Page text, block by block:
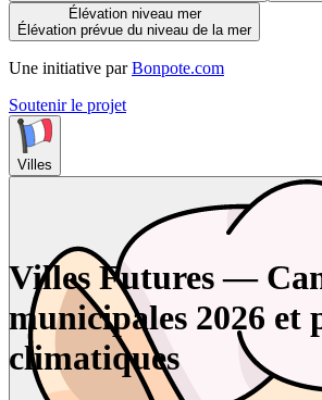
Élévation niveau mer
Élévation prévue du niveau de la mer
Une initiative par Bonpote.com
Soutenir le projet
Villes
Villes Futures —
municipales 2026 et
climatiques